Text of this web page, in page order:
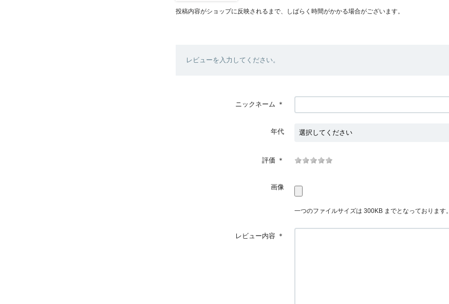
投稿内容がショップに反映されるまで、しばらく時間がかかる場合がございます。
レビューを入力してください。
ニックネーム ＊
年代
評価 ＊
画像
一つのファイルサイズは 300KB までとなっております。
レビュー内容 ＊